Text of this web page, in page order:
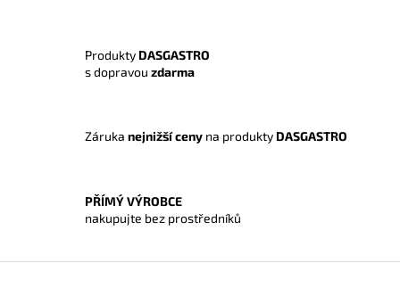
p
v
s
u
Produkty DASGASTRO
s dopravou zdarma
Záruka nejnižší ceny na produkty DASGASTRO
PŘÍMÝ VÝROBCE
nakupujte bez prostředníků
Z